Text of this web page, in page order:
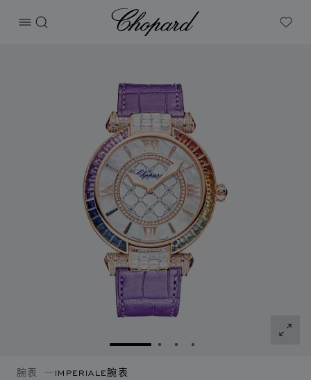
打开菜单
搜索
Chopard
My
转到幻灯片 1转到幻灯片 2
转到幻灯片 3
转到幻灯片 4
腕表 IMPERIALE腕表